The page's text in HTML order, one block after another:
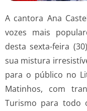
A cantora Ana
vozes mais
desta sexta-feira
sua mistura
para o público no
Matinhos, com
Turismo para todo